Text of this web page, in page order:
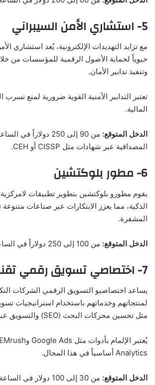
5- استشاري الأمن السيبراني
مع تزايد التهديدات الإلكترونية، يُعد استشاري
حيوياً لحماية الأصول الرقمية للمؤسسات من
وتنفيذ تدابير الأمان.
تعتبر التدابير الأمنية القوية ضرورية لمنع تسرب
المالية.
الدخل المتوقع:
من 90 إلى 250 دولاراً
المصداقية عبر شهادات مثل CISSP أو CEH.
6- مطور بلوكتشين
الذكية، مما يعزز الابتكارات عبر صناعات متنوعة
المشفرة.
الدخل المتوقع: من 100 إلى 250 دولاراً في الساعة.
7- اختصاصي تسويق رقمي تقني
يساعد اختصاصيو التسويق الرقمي الشركات
لمنتجاتهم وخدماتهم باستخدام استراتيجيات
مثل تحسين محركات البحث (SEO) والتسويق عبر المحتوى.
Analytics أساسياً في هذا المجال.
الدخل المتوقع:
من 30 إلى 100 دولار